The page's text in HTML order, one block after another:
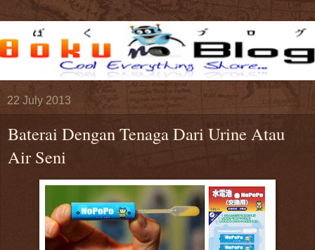
22 July 2013
Baterai Dengan Tenaga Dari Urine Atau
Air Seni